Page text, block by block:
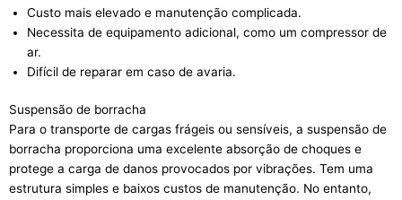
Custo mais elevado e manutenção complicada.
Necessita de equipamento adicional, como um compressor de
ar.
Difícil de reparar em caso de avaria.
Suspensão de borracha
Para o transporte de cargas frágeis ou sensíveis, a suspensão de
borracha proporciona uma excelente absorção de choques e
protege a carga de danos provocados por vibrações. Tem uma
estrutura simples e baixos custos de manutenção. No entanto,